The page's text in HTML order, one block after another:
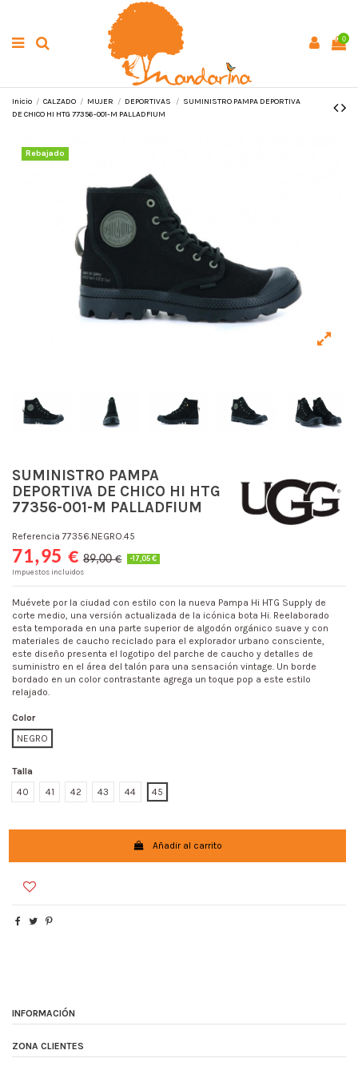
0
Inicio CALZADO MUJER DEPORTIVAS
SUMINISTRO PAMPA DEPORTIVA
DE CHICO HI HTG 77356-001-M PALLADFIUM
Rebajado
SUMINISTRO PAMPA
DEPORTIVA DE CHICO HI HTG
77356-001-M PALLADFIUM
Referencia 77356.NEGRO.45
71,95 € 89,00 € -17,05 €
Impuestos incluidos
Muévete por la ciudad con estilo con la nueva Pampa Hi HTG Supply de
corte medio, una versión actualizada de la icónica bota Hi. Reelaborado
esta temporada en una parte superior de algodón orgánico suave y con
materiales de caucho reciclado para el explorador urbano consciente,
este diseño presenta el logotipo del parche de caucho y detalles de
suministro en el área del talón para una sensación vintage. Un borde
bordado en un color contrastante agrega un toque pop a este estilo
relajado.
Color
NEGRO
Talla
40
41 42 43 44 45
Añadir al carrito
INFORMACIÓN
ZONA CLIENTES